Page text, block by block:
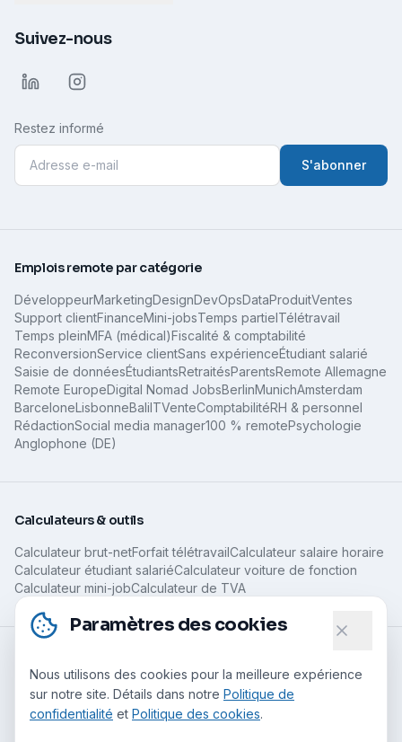
Suivez-nous
Restez informé
S'abonner
Emplois remote par catégorie
DéveloppeurMarketingDesignDevOpsDataProduitVentes
Support clientFinanceMini-jobsTemps partielTélétravail
Temps pleinMFA (médical)Fiscalité & comptabilité
ReconversionService clientSans expérienceÉtudiant salarié
Saisie de donnéesÉtudiantsRetraitésParentsRemote Allemagne
Remote EuropeDigital Nomad JobsBerlinMunichAmsterdam
BarceloneLisbonneBaliITVenteComptabilitéRH & personnel
RédactionSocial media manager100 % remotePsychologie
Anglophone (DE)
Calculateurs & outils
Calculateur brut-netForfait télétravailCalculateur salaire horaire
Calculateur étudiant salariéCalculateur voiture de fonction
Calculateur mini-jobCalculateur de TVA
Tous les guides Emplois remote sans expérience
Qu'est-ce que le travail remote ?
Paramètres des cookies
Nous utilisons des cookies pour la meilleure expérience
sur notre site. Détails dans notre Politique de
confidentialité et Politique des cookies.